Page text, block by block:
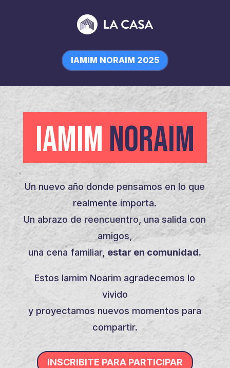
IAMIM NORAIM 2025
IAMIM NORAIM
Un nuevo año donde pensamos en lo que
realmente importa.
Un abrazo de reencuentro, una salida con
amigos,
una cena familiar, estar en comunidad.
Estos Iamim Noarim agradecemos lo
vivido
y proyectamos nuevos momentos para
compartir.
INSCRIBITE PARA PARTICIPAR